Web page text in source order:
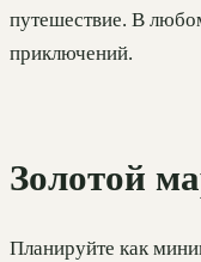
путешествие. В
приключений.
Золотой
Планируйте как